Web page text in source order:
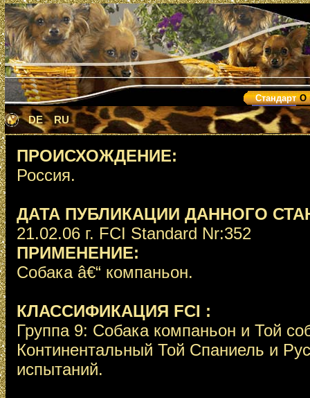
Стандарт О
DE RU
ПРОИСХОЖДЕНИЕ:
Россия.
ДАТА ПУБЛИКАЦИИ ДАННОГО
21.02.06 г. FCI Standard Nr:352
ПРИМЕНЕНИЕ:
Собака â€“ компаньон.
КЛАССИФИКАЦИЯ FCI :
Группа 9: Собака компаньон и Той
Континентальный Той Спаниель и
испытаний.